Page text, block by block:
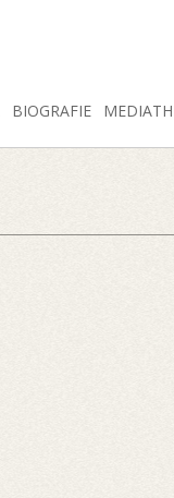
BIOGRAFIE